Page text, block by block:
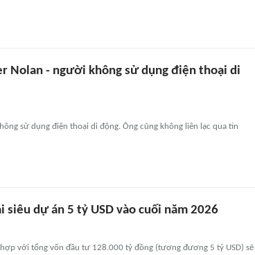
Nolan - người không sử dụng điện thoại di
sử dụng điện thoại di động. Ông cũng không liên lạc qua tin
siêu dự án 5 tỷ USD vào cuối năm 2026
với tổng vốn đầu tư 128.000 tỷ đồng (tương đương 5 tỷ USD) sẽ